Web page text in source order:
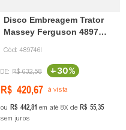
Disco Embreagem Trator
Massey Ferguson 489746
Cód:489746I
R$ 632,58 -30%
R$ 420,67 à vista
ou R$ 442,81 em até 8 de R$ 55,35
sem juros